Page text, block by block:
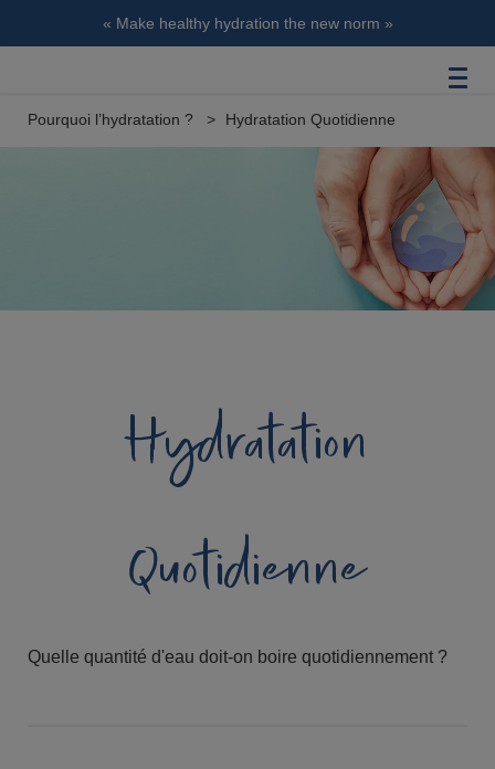
« Make healthy hydration the new norm »
Pourquoi l’hydratation ? Hydratation Quotidienne
Hydratation
Quotidienne
Quelle quantité d'eau doit-on boire quotidiennement ?